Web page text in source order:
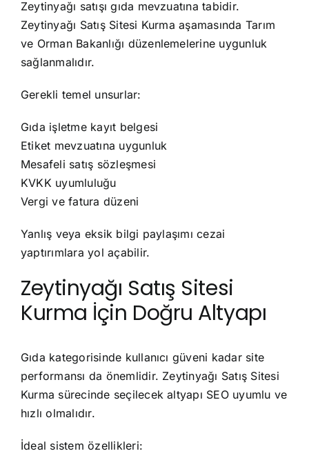
Zeytinyağı satışı gıda mevzuatına tabidir.
Zeytinyağı Satış Sitesi Kurma aşamasında Tarım
ve Orman Bakanlığı düzenlemelerine uygunluk
sağlanmalıdır.
Gerekli temel unsurlar:
Gıda işletme kayıt belgesi
Etiket mevzuatına uygunluk
Mesafeli satış sözleşmesi
KVKK uyumluluğu
Vergi ve fatura düzeni
Yanlış veya eksik bilgi paylaşımı cezai
yaptırımlara yol açabilir.
Zeytinyağı Satış Sitesi
Kurma İçin Doğru Altyapı
Gıda kategorisinde kullanıcı güveni kadar site
performansı da önemlidir. Zeytinyağı Satış Sitesi
Kurma sürecinde seçilecek altyapı SEO uyumlu ve
hızlı olmalıdır.
İdeal sistem özellikleri: